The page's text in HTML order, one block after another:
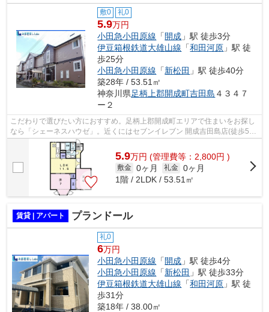
敷0 礼0
5.9万円
小田急小田原線 「開成 」駅 徒歩3分
伊豆箱根鉄道大雄山線 「和田河原 」駅 徒
歩25分
小田急小田原線 「新松田 」駅 徒歩40分
築28年 / 53.51㎡
神奈川県足柄上郡開成町吉田島 ４３４７
ー２
こだわりで選びたい方におすすめ。足柄上郡開成町エリアで住まいをお探し
なら「シェーネスハウゼ」。近くにはセブンイレブン 開成吉田島店(徒歩5分)
がありちょっとした買い物に便利で...
5.9万円 (管理費等：2,800円 )
敷金 0ヶ月 礼金 0ヶ月
1階 / 2LDK / 53.51㎡
賃貸 | アパート プランドール
礼0
6万円
小田急小田原線 「開成 」駅 徒歩4分
小田急小田原線 「新松田 」駅 徒歩33分
伊豆箱根鉄道大雄山線 「和田河原 」駅 徒
歩31分
築18年 / 38.00㎡